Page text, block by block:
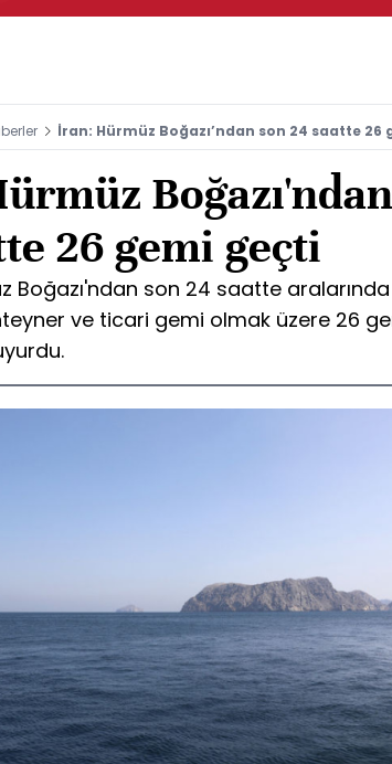
İran: Hürmüz Boğazı’ndan son 24 saatte 26
26 gemi geçti
Boğazı'ndan son 24 saatte
ve ticari gemi olmak üzere 26